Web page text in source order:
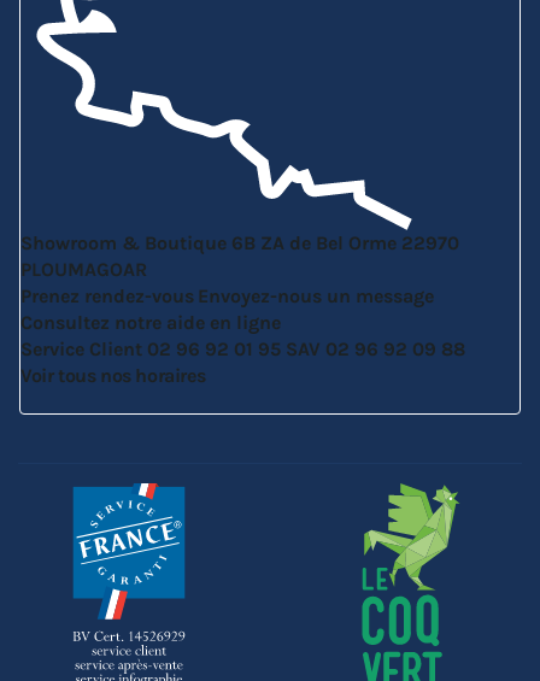
Showroom & Boutique 6B ZA de Bel Orme 22970
PLOUMAGOAR
Prenez rendez-vous Envoyez-nous un message
Consultez notre aide en ligne
Service Client 02 96 92 01 95 SAV 02 96 92 09 88
Voir tous nos horaires